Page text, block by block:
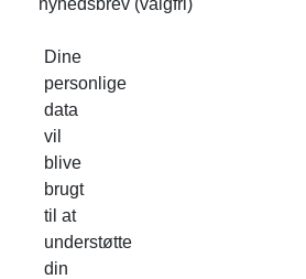
nyhedsbrev (valgfri)
Dine
personlige
data
vil
blive
brugt
til at
understøtte
din